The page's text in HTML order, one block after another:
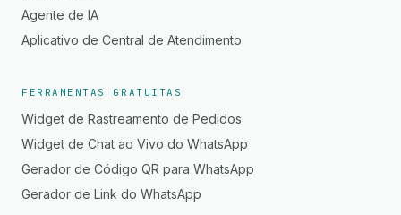
Agente de IA
Aplicativo de Central de Atendimento
FERRAMENTAS GRATUITAS
Widget de Rastreamento de Pedidos
Widget de Chat ao Vivo do WhatsApp
Gerador de Código QR para WhatsApp
Gerador de Link do WhatsApp